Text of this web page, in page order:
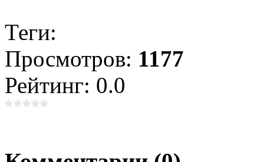
Теги:
Просмотров: 1177
Рейтинг: 0.0